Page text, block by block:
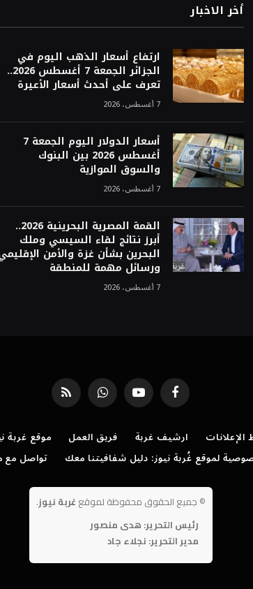
أخر الاخبار
ارتفاع أسعار الذهب اليوم في
الجزائر الجمعة 7 أغسطس 2026..
تعرف على أحدث أسعار الأعيرة
7 أغسطس، 2026
أسعار الدولار اليوم الجمعة 7
أغسطس 2026 بين البنوك
والسوق الموازية
7 أغسطس، 2026
القمة المصرية البحرينية 2026..
أبرز نتائج لقاء السيسي وملك
البحرين بشأن غزة والأمن
ورسائل مهمة للمنطقة
7 أغسطس، 2026
فيسبوك يوتيوب واتساب RSS
ارشيف غربة فريق العمل
موقع غربة
لموقع غُربة نيوز: دليل شفافيتنا معك
تواصل مع
© جميع الحقوق محفوظة لموقع غربة نيوز.
رئيس التحرير: هدى منصور
مدير التحرير: نجلاء جاد